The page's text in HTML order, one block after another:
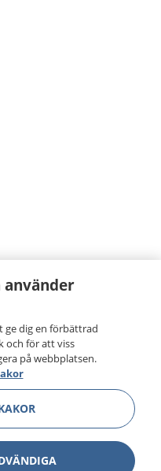
använder
ge dig en förbättrad
och för att viss
på webbplatsen.